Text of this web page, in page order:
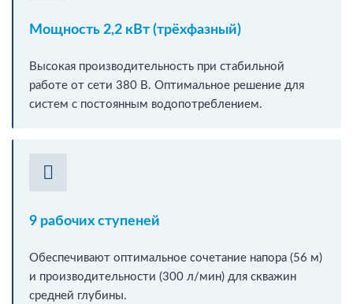
Мощность 2,2 кВт (трёхфазный)
Высокая производительность при стабильной
работе от сети 380 В. Оптимальное решение для
систем с постоянным водопотреблением.
9 рабочих ступеней
Обеспечивают оптимальное сочетание напора (56 м)
и производительности (300 л/мин) для скважин
средней глубины.